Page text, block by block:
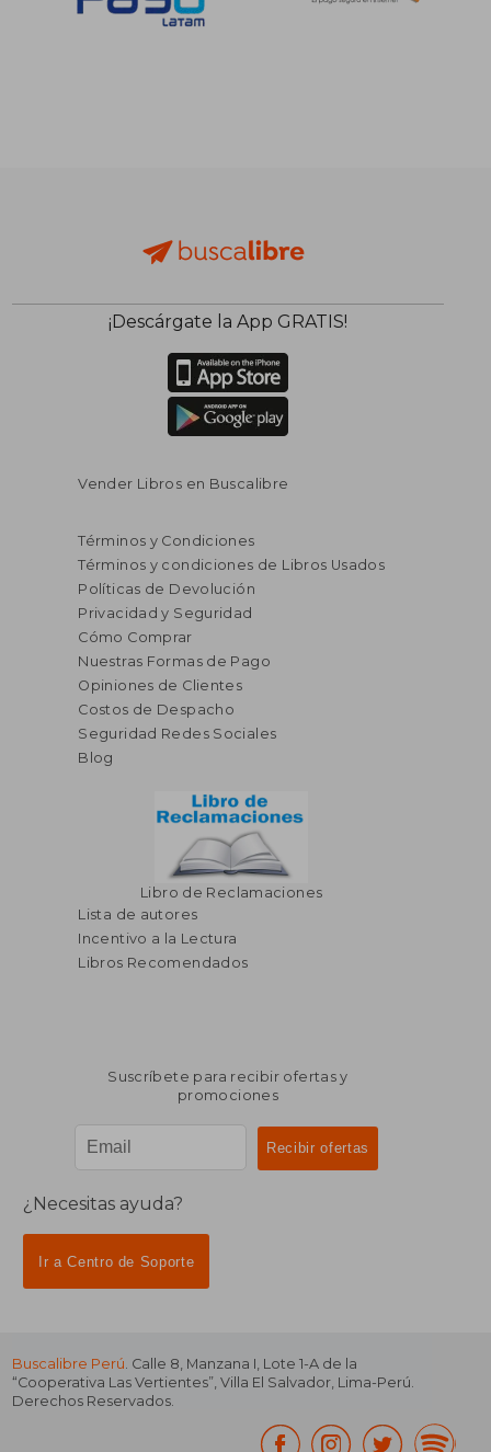
¡Descárgate la App GRATIS!
Vender Libros en Buscalibre
Términos y Condiciones
Términos y condiciones de Libros Usados
Políticas de Devolución
Privacidad y Seguridad
Cómo Comprar
Nuestras Formas de Pago
Opiniones de Clientes
Costos de Despacho
Seguridad Redes Sociales
Blog
Libro de Reclamaciones
Lista de autores
Incentivo a la Lectura
Libros Recomendados
Suscríbete para recibir ofertas y
promociones
¿Necesitas ayuda?
Ir a Centro de Soporte
Buscalibre Perú. Calle 8, Manzana I, Lote 1-A de la
“Cooperativa Las Vertientes”, Villa El Salvador, Lima-Perú.
Derechos Reservados.